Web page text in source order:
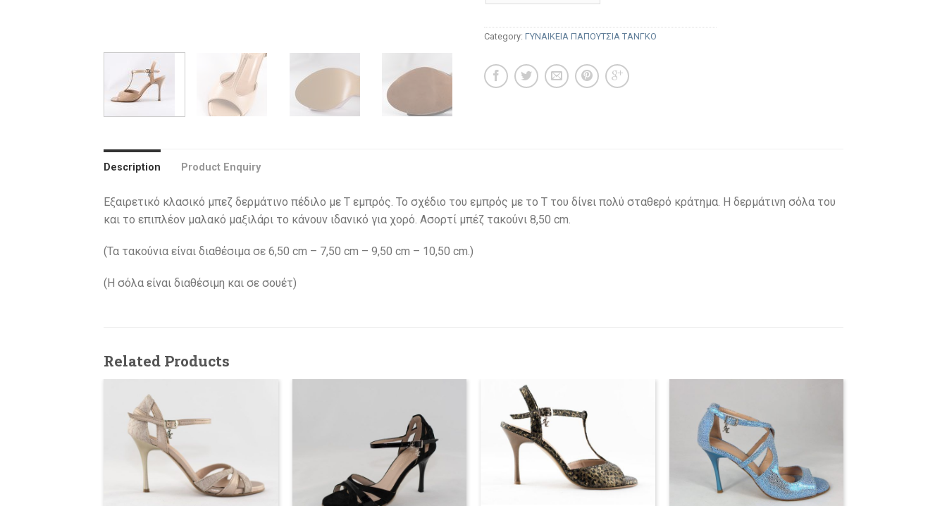
Category: ΓΥΝΑΙΚΕΙΑ ΠΑΠΟΥΤΣΙΑ ΤΑΝΓΚΟ
Description Product Enquiry
Εξαιρετικό κλασικό μπεζ δερμάτινο πέδιλο με Τ εμπρός. Το σχέδιο του εμπρός με το Τ του δίνει πολύ σταθερό κράτημα. Η δερμάτινη σόλα του
και το επιπλέον μαλακό μαξιλάρι το κάνουν ιδανικό για χορό. Ασορτί μπέζ τακούνι 8,50 cm.
(Τα τακούνια είναι διαθέσιμα σε 6,50 cm – 7,50 cm – 9,50 cm – 10,50 cm.)
(H σόλα είναι διαθέσιμη και σε σουέτ)
Related Products